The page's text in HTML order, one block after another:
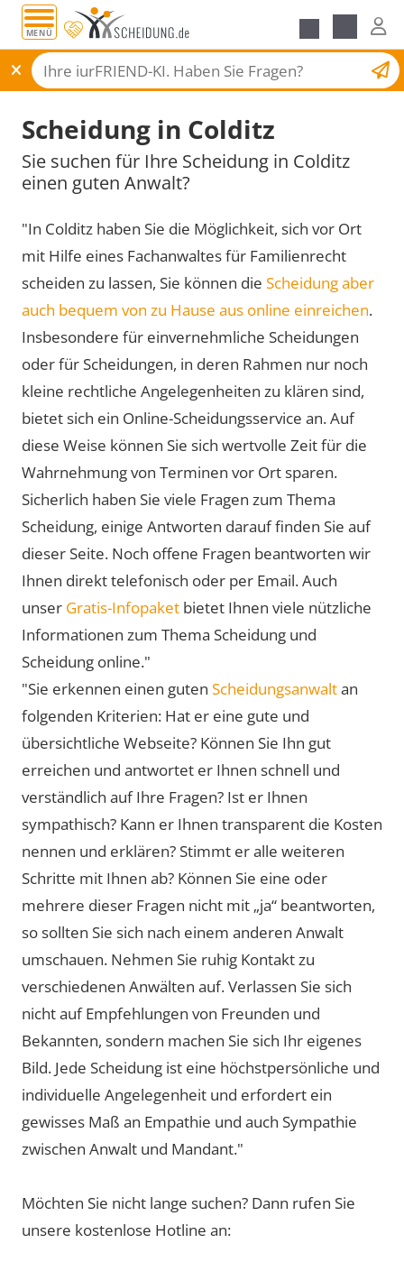
MENÜ
Scheidungsantrag
Scheidung in Colditz
Sie suchen für Ihre Scheidung in Colditz
einen guten Anwalt?
"In Colditz haben Sie die Möglichkeit, sich vor Ort
mit Hilfe eines Fachanwaltes für Familienrecht
scheiden zu lassen, Sie können die Scheidung aber
auch bequem von zu Hause aus online einreichen.
Insbesondere für einvernehmliche Scheidungen
oder für Scheidungen, in deren Rahmen nur noch
kleine rechtliche Angelegenheiten zu klären sind,
bietet sich ein Online-Scheidungsservice an. Auf
diese Weise können Sie sich wertvolle Zeit für die
Wahrnehmung von Terminen vor Ort sparen.
Sicherlich haben Sie viele Fragen zum Thema
Scheidung, einige Antworten darauf finden Sie auf
dieser Seite. Noch offene Fragen beantworten wir
Ihnen direkt telefonisch oder per Email. Auch
unser Gratis-Infopaket bietet Ihnen viele nützliche
Informationen zum Thema Scheidung und
Scheidung online."
"Sie erkennen einen guten Scheidungsanwaltan
folgenden Kriterien: Hat er eine gute und
übersichtliche Webseite? Können Sie Ihn gut
erreichen und antwortet er Ihnen schnell und
verständlich auf Ihre Fragen? Ist er Ihnen
sympathisch? Kann er Ihnen transparent die Kosten
nennen und erklären? Stimmt er alle weiteren
Schritte mit Ihnen ab? Können Sie eine oder
mehrere dieser Fragen nicht mit „ja“ beantworten,
so sollten Sie sich nach einem anderen Anwalt
umschauen. Nehmen Sie ruhig Kontakt zu
verschiedenen Anwälten auf. Verlassen Sie sich
nicht auf Empfehlungen von Freunden und
Bekannten, sondern machen Sie sich Ihr eigenes
Bild. Jede Scheidung ist eine höchstpersönliche und
individuelle Angelegenheit und erfordert ein
gewisses Maß an Empathie und auch Sympathie
zwischen Anwalt und Mandant."
Möchten Sie nicht lange suchen? Dann rufen Sie
unsere kostenlose Hotline an: